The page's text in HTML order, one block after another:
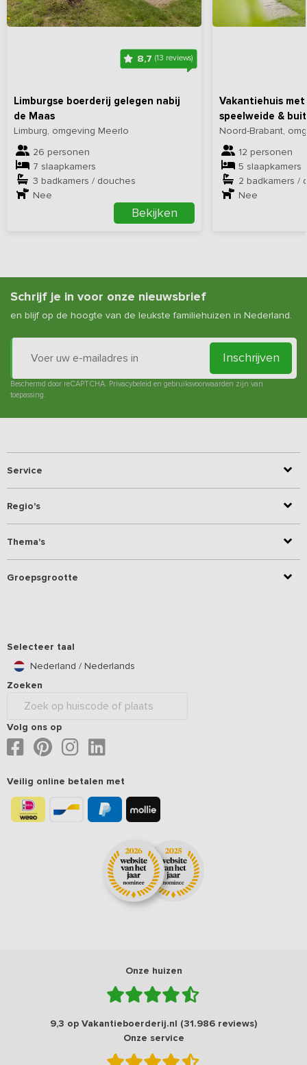
8,7(13 reviews)
Limburgse boerderij gelegen nabij
de Maas
Limburg, omgeving Meerlo
26 personen
7 slaapkamers
3 badkamers / douches
Nee
Bekijken
Vakantiehuis
speelweide &
Noord-Brabant,
12 personen
5 slaapkamers
2 badkamers /
Nee
Schrijf je in voor onze nieuwsbrief
en blijf op de hoogte van de leukste familiehuizen in Nederland.
Inschrijven
Beschermd door reCAPTCHA. Privacybeleid en gebruiksvoorwaarden zijn van
toepassing.
Service
Regio's
Thema's
Groepsgrootte
Selecteer taal
Nederland / Nederlands
Zoeken
Volg ons op
Veilig online betalen met
Onze huizen
9,3 op Vakantieboerderij.nl (31.986 reviews)
Onze service